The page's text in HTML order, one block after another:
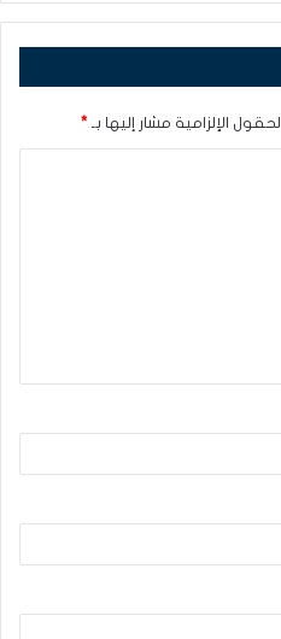
الحقول الإلزامية مشار إليها بـ *